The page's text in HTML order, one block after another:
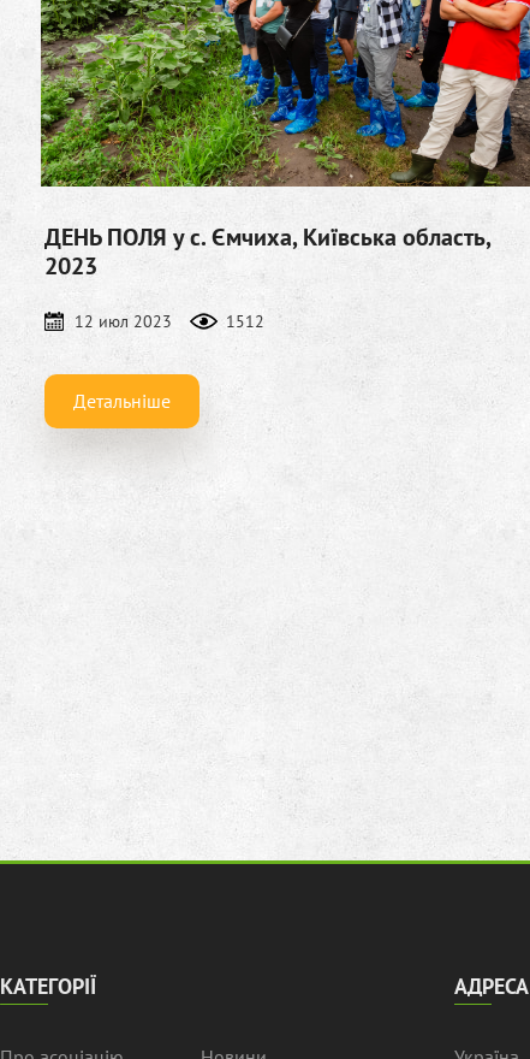
ДЕНЬ ПОЛЯ у с. Ємчиха, Київська область,
2023
12 июл 2023 1512
Детальніше
КАТЕГОРІЇ АДРЕСА